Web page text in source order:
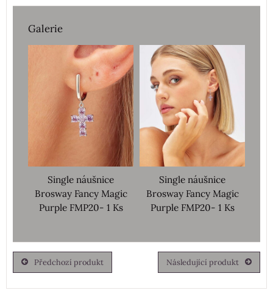
Galerie
Single náušnice
Brosway Fancy Magic
Purple FMP20- 1 Ks
Single náušnice
Brosway Fancy Magic
Purple FMP20- 1 Ks
Předchozí produkt Následující produkt